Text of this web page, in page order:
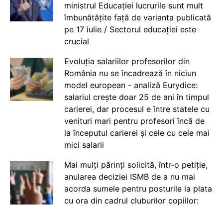
ministrul Educației lucrurile sunt mult
îmbunătățite față de varianta publicată
pe 17 iulie / Sectorul educației este
crucial
Evoluția salariilor profesorilor din
România nu se încadrează în niciun
model european - analiză Eurydice:
salariul crește doar 25 de ani în timpul
carierei, dar procesul e între statele cu
venituri mari pentru profesori încă de
la începutul carierei și cele cu cele mai
mici salarii
Mai mulți părinți solicită, într-o petiție,
anularea deciziei ISMB de a nu mai
acorda sumele pentru posturile la plata
cu ora din cadrul cluburilor copiilor: